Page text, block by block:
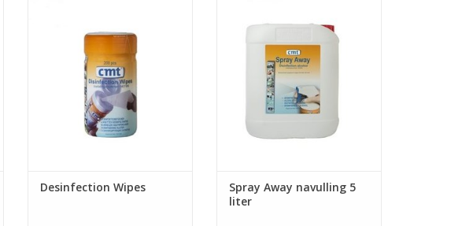
desinfectiedoekjes voor
eenmalig gebruik op basis van
een mix van ethanol en
isopropylalcohol. De CMT
Disinfection Wipes kunnen
worden gebruikt als middel ter
bestrijding van bacteriën.
Desinfection Wipes
het desinfecteren van kleine
oppervlakken. Voor het snel en
hygiënisch reinigen van
handgrepen, deurklinken,
toiletbrillen, toiletkranen,
bedieningspanelen en tiptoetsen.
(LET OP: NIET GESCHIKT VOOR
LCD SCHERMEN).
Spray Away navulling 5
liter